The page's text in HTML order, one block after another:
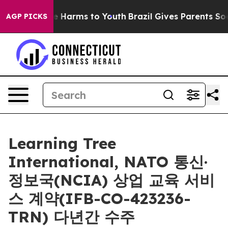
AGP PICKS
to Abate Harms to Youth Brazil Gives Parents Social
Learning Tree
International, NATO 통신·
정보국(NCIA) 상업 교육 서비
스 계약(IFB-CO-423236-
TRN) 다년간 수주